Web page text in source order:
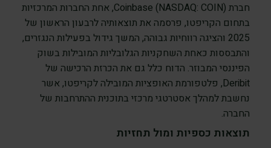
חברת Coinbase (NASDAQ: COIN), אחת החברות המרכזיות
בתחום הקריפטו, פרסמה את תוצאותיה לרבעון הראשון של
2025 והציגה רווחיות גבוהה, המשך גידול בפעילות הנגזרים,
והתבססות כאחת השחקניות הגלובליות המובילות בשוק
הפיננסי המבוזר. הדוח כלל גם את הכרזת הרכישה של
Deribit, פלטפורמת האופציות המובילה לקריפטו, אשר
נחשבת למהלך אסטרטגי מרכזי בתוכנית ההתרחבות של
החברה.
תוצאות כספיות ומול תחזיות